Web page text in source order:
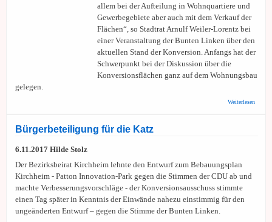
allem bei der Aufteilung in Wohnquartiere und
Gewerbegebiete aber auch mit dem Verkauf der
Flächen“, so Stadtrat Arnulf Weiler-Lorentz bei
einer Veranstaltung der Bunten Linken über den
aktuellen Stand der Konversion. Anfangs hat der
Schwerpunkt bei der Diskussion über die
Konversionsflächen ganz auf dem Wohnungsbau
gelegen.
Weiterlesen
Bürgerbeteiligung für die Katz
6.11.2017 Hilde Stolz
Der Bezirksbeirat Kirchheim lehnte den Entwurf zum Bebauungsplan
Kirchheim - Patton Innovation-Park gegen die Stimmen der CDU ab und
machte Verbesserungsvorschläge - der Konversionsausschuss stimmte
einen Tag später in Kenntnis der Einwände nahezu einstimmig für den
ungeänderten Entwurf – gegen die Stimme der Bunten Linken.